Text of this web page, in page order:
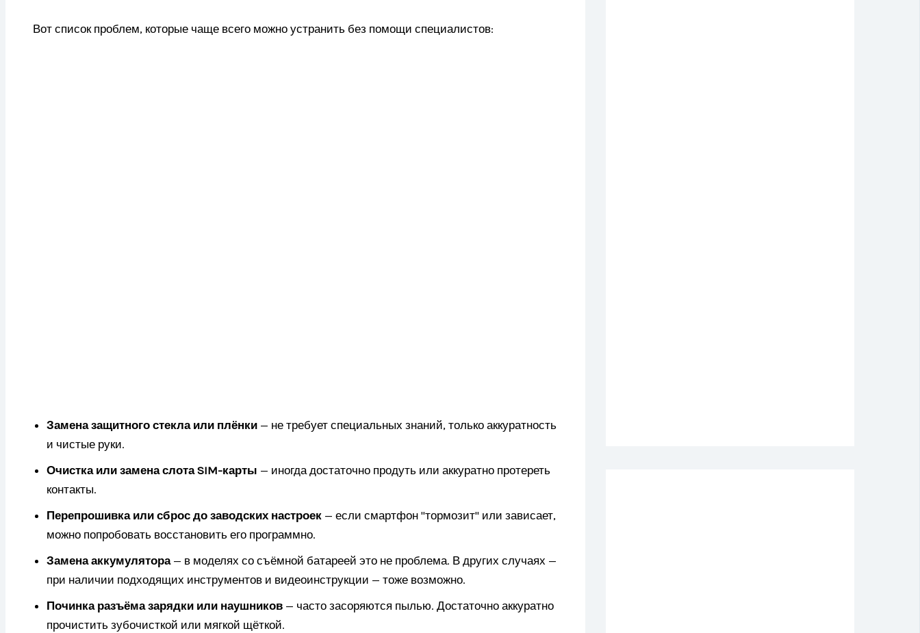
Вот список проблем, которые чаще всего можно устранить без помощи специалистов:
Замена защитного стекла или плёнки — не требует специальных знаний, только аккуратность
и чистые руки.
Очистка или замена слота SIM-карты — иногда достаточно продуть или аккуратно протереть
контакты.
Перепрошивка или сброс до заводских настроек — если смартфон "тормозит" или зависает,
можно попробовать восстановить его программно.
Замена аккумулятора— в моделях со съёмной батареей это не проблема. В других случаях —
при наличии подходящих инструментов и видеоинструкции — тоже возможно.
Починка разъёма зарядки или наушников — часто засоряются пылью. Достаточно аккуратно
прочистить зубочисткой или мягкой щёткой.